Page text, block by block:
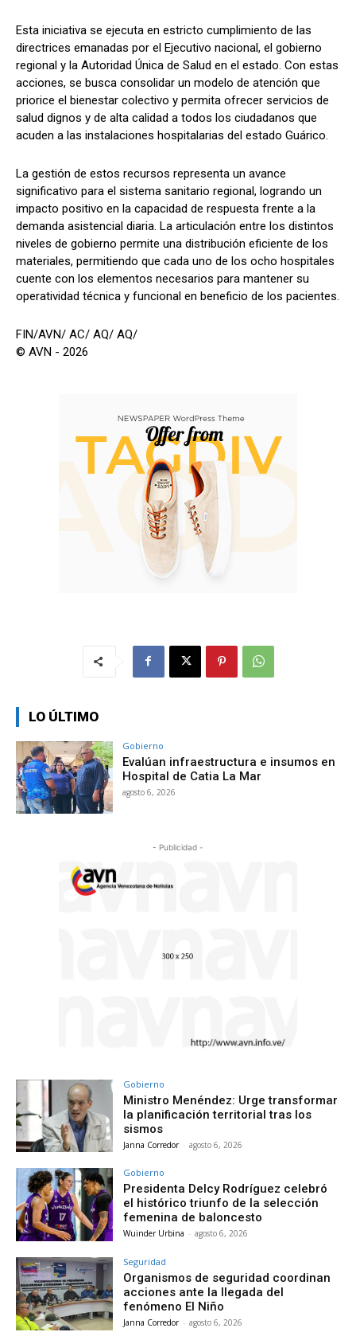
Esta iniciativa se ejecuta en estricto cumplimiento de las
directrices emanadas por el Ejecutivo nacional, el gobierno
regional y la Autoridad Única de Salud en el estado. Con estas
acciones, se busca consolidar un modelo de atención que
priorice el bienestar colectivo y permita ofrecer servicios de
salud dignos y de alta calidad a todos los ciudadanos que
acuden a las instalaciones hospitalarias del estado Guárico.
La gestión de estos recursos representa un avance
significativo para el sistema sanitario regional, logrando un
impacto positivo en la capacidad de respuesta frente a la
demanda asistencial diaria. La articulación entre los distintos
niveles de gobierno permite una distribución eficiente de los
materiales, permitiendo que cada uno de los ocho hospitales
cuente con los elementos necesarios para mantener su
operatividad técnica y funcional en beneficio de los pacientes.
FIN/AVN/ AC/ AQ/ AQ/
© AVN - 2026
LO ÚLTIMO
Gobierno
Evalúan infraestructura e insumos en
Hospital de Catia La Mar
agosto 6, 2026
- Publicidad -
Gobierno
Ministro Menéndez: Urge transformar
la planificación territorial tras los
sismos
Janna Corredor - agosto 6, 2026
Gobierno
Presidenta Delcy Rodríguez celebró
el histórico triunfo de la selección
femenina de baloncesto
Wuinder Urbina - agosto 6, 2026
Seguridad
Organismos de seguridad coordinan
acciones ante la llegada del
fenómeno El Niño
Janna Corredor - agosto 6, 2026